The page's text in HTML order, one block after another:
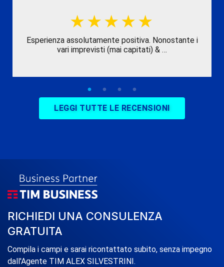
Esperienza assolutamente positiva. Nonostante i
vari imprevisti (mai capitati) & …
LEGGI TUTTE LE RECENSIONI
RICHIEDI UNA CONSULENZA
GRATUITA
Compila i campi e sarai ricontattato subito, senza impegno
dall'Agente TIM ALEX SILVESTRINI.